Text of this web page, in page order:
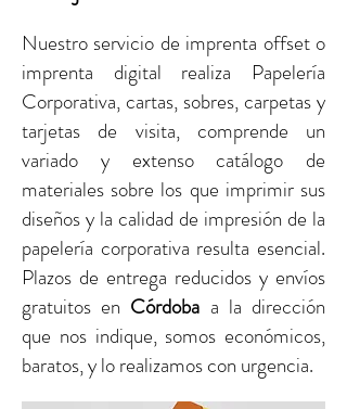
Nuestro servicio de imprenta offset o
imprenta digital realiza Papelería
Corporativa, cartas, sobres, carpetas y
tarjetas de visita, comprende un
variado y extenso catálogo de
materiales sobre los que imprimir sus
diseños y la calidad de impresión de la
papelería corporativa resulta esencial.
Plazos de entrega reducidos y envíos
gratuitos en Córdoba a la dirección
que nos indique, somos económicos,
baratos, y lo realizamos con urgencia.